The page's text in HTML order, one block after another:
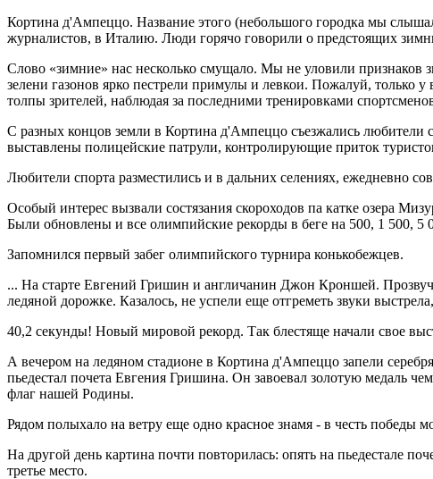
Кортина д'Ампеццо. Название этого (небольшого городка мы
журналистов, в Италию. Люди горячо говорили о предстоящих
Слово «зимние» нас несколько смущало. Мы не уловили признаков
зелени газонов ярко пестрели примулы и левкои. Пожалуй, только
толпы зрителей, наблюдая за последними тренировками
С разных концов земли в Кортина д'Ампеццо съезжались любители
выставлены полицейские патрули, контролирующие приток
Любители спорта разместились и в дальних селениях, ежедневно
Особый интерес вызвали состязания скороходов па катке озера
Были обновлены и все олимпийские рекорды в беге на 500, 1 500, 5
Запомнился первый забег олимпийского турнира конькобежцев.
... На старте Евгений Гришин и англичанин Джон Кроншей.
ледяной дорожке. Казалось, не успели еще отгреметь звуки
40,2 секунды! Новый мировой рекорд. Так блестяще начали свое
А вечером на ледяном стадионе в Кортина д'Ампеццо запели
пьедестал почета Евгения Гришина. Он завоевал золотую медаль
флаг нашей Родины.
Рядом полыхало на ветру еще одно красное знамя - в честь победы
На другой день картина почти повторилась: опять на пьедестале
третье место.